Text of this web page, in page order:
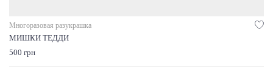
Многоразовая разукрашка
МИШКИ ТЕДДИ
500 грн